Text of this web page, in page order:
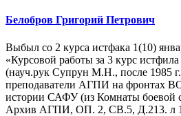
Белобров Григорий Петрович
Выбыл со 2 курса истфака 1(10)
«Курсовой работы за 3 курс
(науч.рук Супрун М.Н., после 1985
преподаватели АГПИ на фронтах
истории САФУ (из Комнаты боевой
Архив АГПИ, ОП. 2, СВ.5, Д.213. л